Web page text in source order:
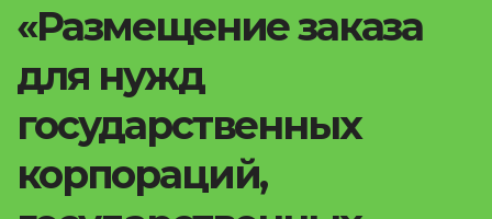
«Размещение заказа
для нужд
государственных
корпораций,